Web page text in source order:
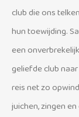
club die ons
hun toewijding.
een
geliefde club
reis net zo
juichen, zingen